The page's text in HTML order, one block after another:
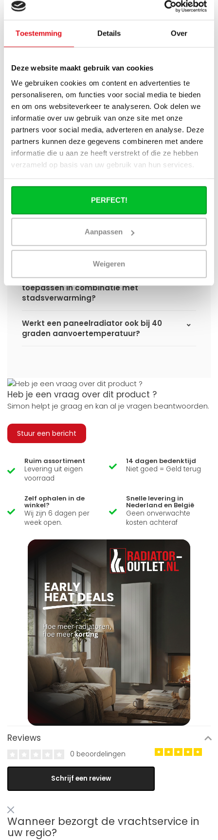
Toestemming Details Over
Deze website maakt gebruik van cookies
We gebruiken cookies om content en advertenties te
personaliseren, om functies voor social media te bieden
en om ons websiteverkeer te analyseren. Ook delen we
informatie over uw gebruik van onze site met onze
partners voor social media, adverteren en analyse. Deze
partners kunnen deze gegevens combineren met andere
informatie die u aan ze heeft verstrekt of die ze hebben
verzameld op basis van uw gebruik van hun services.
PERFECT!
Aanpassen
Weigeren
Wat heb ik nog meer nodig om de
installatie van mijn radiator compleet te
maken?
Haakse of rechte aansluitset, welke heb
ik nodig?
Kan ik mijn Smart thermostaatknop
aansluiten op de paneelradiatoren van
Radiator-Outlet?
Hoe bereken in de benodigde capaciteit
voor mijn ruimte?
Wat is de levertijd van een
paneelradiator en wanneer ontvang ik
deze als ik een bestelling plaats?
Ik heb een (hybride) warmtepomp
gebruiken uit de website?
Kan ik alle radiatoren op de website
toepassen in combinatie met
stadsverwarming?
Werkt een paneelradiator ook bij 40
graden aanvoertemperatuur?
Heb je een vraag over dit product ?
Simon helpt je graag en kan al je vragen beantwoorden.
Stuur een bericht
Ruim assortiment
Levering uit eigen
voorraad
14 dagen bedenktijd
Niet goed = Geld terug
Zelf ophalen in de
winkel?
Wij zijn 6 dagen per
week open.
Snelle levering in
Nederland en België
Geen onverwachte
kosten achteraf
Reviews
0 beoordelingen
Schrijf een review
Wanneer bezorgt de vrachtservice in
uw regio?